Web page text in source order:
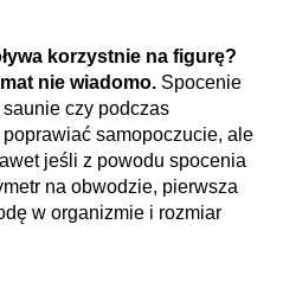
korzystnie na figurę?
nie wiadomo. Spocenie
czy podczas
samopoczucie, ale
jeśli z powodu spocenia
na obwodzie, pierwsza
w organizmie i rozmiar